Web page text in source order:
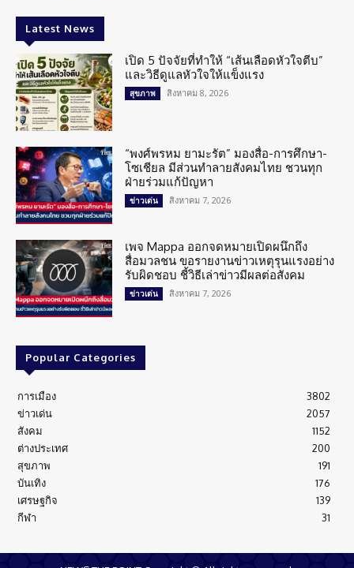
Latest News
เปิด 5 ปัจจัยที่ทำให้ “เส้นเลือดหัวใจตีบ”
และวิธีดูแลหัวใจให้แข็งแรง
สุขภาพ สิงหาคม 8, 2026
“พงศ์พรหม ยามะรัต” มองสื่อ-การศึกษา-
โซเชียล มีส่วนทำลายสังคมไทย ชวนทุก
ฝ่ายร่วมแก้ปัญหา
ข่าวเด่น สิงหาคม 7, 2026
เพจ Mappa ออกจดหมายเปิดผนึกถึง
สื่อมวลชน ขอรายงานข่าวเหตุรุนแรงอย่าง
รับผิดชอบ ชี้วิธีเล่าข่าวมีผลต่อสังคม
ข่าวเด่น สิงหาคม 7, 2026
Popular Categories
การเมือง
3802
ข่าวเด่น
2057
สังคม
1152
ต่างประเทศ
200
สุขภาพ
191
บันเทิง
176
เศรษฐกิจ
139
กีฬา
31